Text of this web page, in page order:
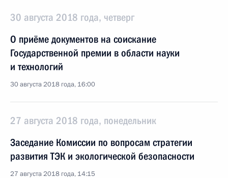
30 августа 2018 года, четверг
О приёме документов на соискание
Государственной премии в области науки
и технологий
30 августа 2018 года, 16:00
27 августа 2018 года, понедельник
Заседание Комиссии по вопросам стратегии
развития ТЭК и экологической безопасности
27 августа 2018 года, 14:15